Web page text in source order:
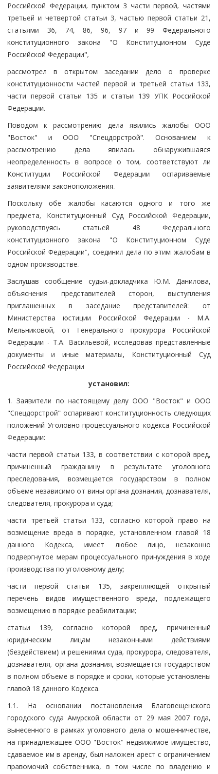
Российской Федерации, пунктом 3 части первой, частями
третьей и четвертой статьи 3, частью первой статьи 21,
статьями 36, 74, 86, 96, 97 и 99 Федерального
конституционного закона "О Конституционном Суде
Российской Федерации",
рассмотрел в открытом заседании дело о проверке
конституционности частей первой и третьей статьи 133,
части первой статьи 135 и статьи 139 УПК Российской
Федерации.
Поводом к рассмотрению дела явились жалобы ООО
"Восток" и ООО "Спецдорстрой". Основанием к
рассмотрению дела явилась обнаружившаяся
неопределенность в вопросе о том, соответствуют ли
Конституции Российской Федерации оспариваемые
заявителями законоположения.
Поскольку обе жалобы касаются одного и того же
предмета, Конституционный Суд Российской Федерации,
руководствуясь статьей 48 Федерального
конституционного закона "О Конституционном Суде
Российской Федерации", соединил дела по этим жалобам в
одном производстве.
Заслушав сообщение судьи-докладчика Ю.М. Данилова,
объяснения представителей сторон, выступления
приглашенных в заседание представителей: от
Министерства юстиции Российской Федерации - М.А.
Мельниковой, от Генерального прокурора Российской
Федерации - Т.А. Васильевой, исследовав представленные
документы и иные материалы, Конституционный Суд
Российской Федерации
установил:
1. Заявители по настоящему делу ООО "Восток" и ООО
"Спецдорстрой" оспаривают конституционность следующих
положений Уголовно-процессуального кодекса Российской
Федерации:
части первой статьи 133, в соответствии с которой вред,
причиненный гражданину в результате уголовного
преследования, возмещается государством в полном
объеме независимо от вины органа дознания, дознавателя,
следователя, прокурора и суда;
части третьей статьи 133, согласно которой право на
возмещение вреда в порядке, установленном главой 18
данного Кодекса, имеет любое лицо, незаконно
подвергнутое мерам процессуального принуждения в ходе
производства по уголовному делу;
части первой статьи 135, закрепляющей открытый
перечень видов имущественного вреда, подлежащего
возмещению в порядке реабилитации;
статьи 139, согласно которой вред, причиненный
юридическим лицам незаконными действиями
(бездействием) и решениями суда, прокурора, следователя,
дознавателя, органа дознания, возмещается государством
в полном объеме в порядке и сроки, которые установлены
главой 18 данного Кодекса.
1.1. На основании постановления Благовещенского
городского суда Амурской области от 29 мая 2007 года,
вынесенного в рамках уголовного дела о мошенничестве,
на принадлежащее ООО "Восток" недвижимое имущество,
сдаваемое им в аренду, был наложен арест с ограничением
правомочий собственника, в том числе по владению и